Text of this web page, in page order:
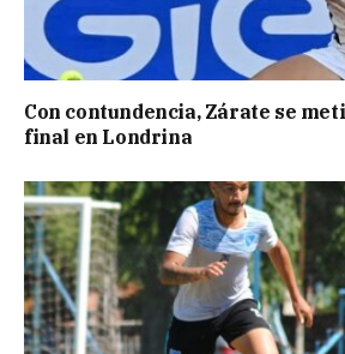
Con contundencia, Zárate se
final en Londrina